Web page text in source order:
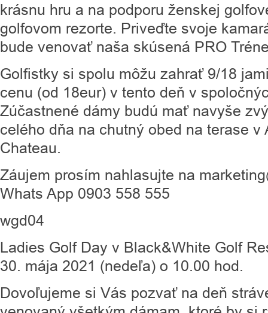
krásnu hru a na podporu ženskej
golfovom rezorte. Priveďte svoje
bude venovať naša skúsená PRO
Golfistky si spolu môžu zahrať 9/18
cenu (od 18eur) v tento deň v
Zúčastnené dámy budú mať navyše
celého dňa na chutný obed na terase v
Chateau.
Záujem prosím nahlasujte na
Whats App 0903 558 555
wgd04
Ladies Golf Day v Black&White Golf
30. mája 2021 (nedeľa) o 10.00 hod.
Dovoľujeme si Vás pozvať na deň